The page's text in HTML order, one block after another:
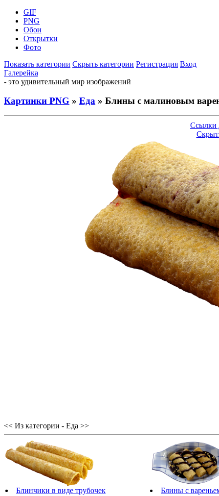
GIF
PNG
Обои
Открытки
Фото
Показать категории Скрыть категории Регистрация Вход
Галерейка
- это удивительный мир изображений
Картинки PNG » Еда » Блины с малиновым
Ссылки
<< Из категории - Еда >>
Блинчики в виде трубочек Блины с